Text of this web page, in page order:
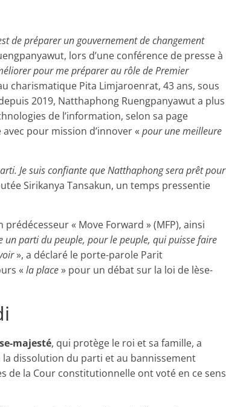
de préparer un gouvernement de changement
lors d’une conférence de presse à
pour me préparer au rôle de Premier
charismatique Pita Limjaroenrat, 43 ans, sous
2019, Natthaphong Ruengpanyawut a plus
de l’information, selon sa page
pour mission d’innover « pour une meilleure
Je suis confiante que Natthaphong sera prêt pour
Sirikanya Tansakun, un temps pressentie
« Move Forward » (MFP), ainsi
un parti du peuple, pour le peuple, qui puisse faire
», a déclaré le porte-parole Parit
« la place» pour un débat sur la loi de lèse-
majesté, qui protège le roi et sa famille, a
dissolution du parti et au bannissement
de la Cour constitutionnelle ont voté en ce sens